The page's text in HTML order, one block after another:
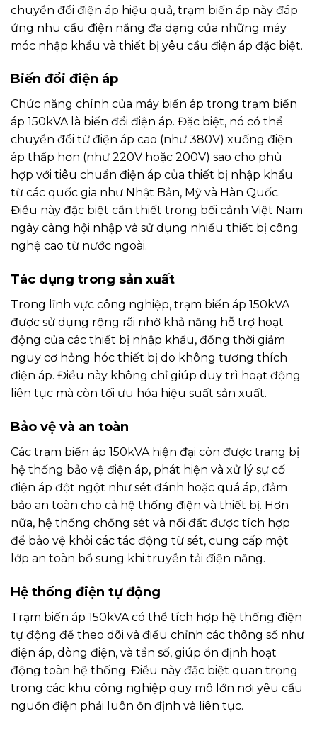
chuyển đổi điện áp hiệu quả, trạm biến áp này đáp
ứng nhu cầu điện năng đa dạng của những máy
móc nhập khẩu và thiết bị yêu cầu điện áp đặc biệt.
Biến đổi điện áp
Chức năng chính của máy biến áp trong trạm biến
áp 150kVA là biến đổi điện áp. Đặc biệt, nó có thể
chuyển đổi từ điện áp cao (như 380V) xuống điện
áp thấp hơn (như 220V hoặc 200V) sao cho phù
hợp với tiêu chuẩn điện áp của thiết bị nhập khẩu
từ các quốc gia như Nhật Bản, Mỹ và Hàn Quốc.
Điều này đặc biệt cần thiết trong bối cảnh Việt Nam
ngày càng hội nhập và sử dụng nhiều thiết bị công
nghệ cao từ nước ngoài.
Tác dụng trong sản xuất
Trong lĩnh vực công nghiệp, trạm biến áp 150kVA
được sử dụng rộng rãi nhờ khả năng hỗ trợ hoạt
động của các thiết bị nhập khẩu, đồng thời giảm
nguy cơ hỏng hóc thiết bị do không tương thích
điện áp. Điều này không chỉ giúp duy trì hoạt động
liên tục mà còn tối ưu hóa hiệu suất sản xuất.
Bảo vệ và an toàn
Các trạm biến áp 150kVA hiện đại còn được trang bị
hệ thống bảo vệ điện áp, phát hiện và xử lý sự cố
điện áp đột ngột như sét đánh hoặc quá áp, đảm
bảo an toàn cho cả hệ thống điện và thiết bị. Hơn
nữa, hệ thống chống sét và nối đất được tích hợp
để bảo vệ khỏi các tác động từ sét, cung cấp một
lớp an toàn bổ sung khi truyền tải điện năng.
Hệ thống điện tự động
Trạm biến áp 150kVA có thể tích hợp hệ thống điện
tự động để theo dõi và điều chỉnh các thông số như
điện áp, dòng điện, và tần số, giúp ổn định hoạt
động toàn hệ thống. Điều này đặc biệt quan trọng
trong các khu công nghiệp quy mô lớn nơi yêu cầu
nguồn điện phải luôn ổn định và liên tục.